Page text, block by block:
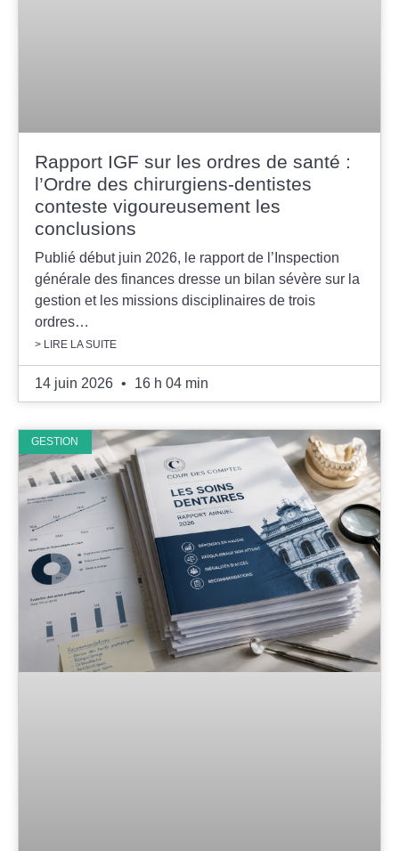
Rapport IGF sur les ordres de santé :
l’Ordre des chirurgiens-dentistes
conteste vigoureusement les
conclusions
Publié début juin 2026, le rapport de l’Inspection
générale des finances dresse un bilan sévère sur la
gestion et les missions disciplinaires de trois
ordres…
> LIRE LA SUITE
14 juin 2026 16 h 04 min
GESTION